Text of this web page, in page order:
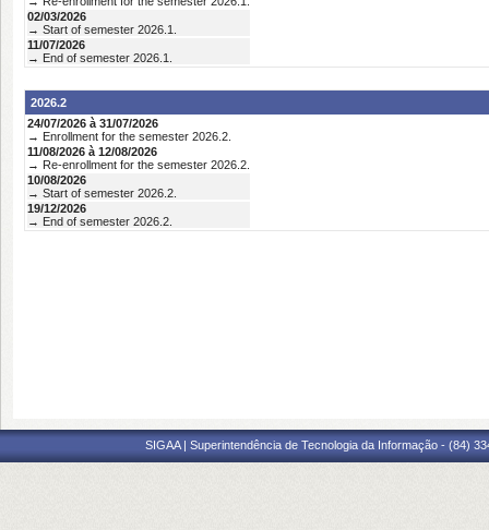
02/03/2026
→ Start of semester 2026.1.
11/07/2026
→ End of semester 2026.1.
2026.2
24/07/2026 à 31/07/2026
→ Enrollment for the semester 2026.2.
11/08/2026 à 12/08/2026
→ Re-enrollment for the semester 2026.2.
10/08/2026
→ Start of semester 2026.2.
19/12/2026
→ End of semester 2026.2.
SIGAA | Superintendência de Tecnologia da Informação - (84)